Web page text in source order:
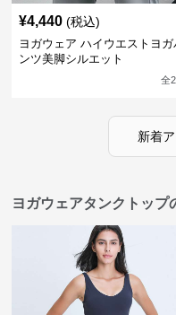
¥4,440 (税込)
ヨガウェア ハイウエストヨガ
ンツ美脚シルエット
全2
新着
ヨガウェアタンクトップ